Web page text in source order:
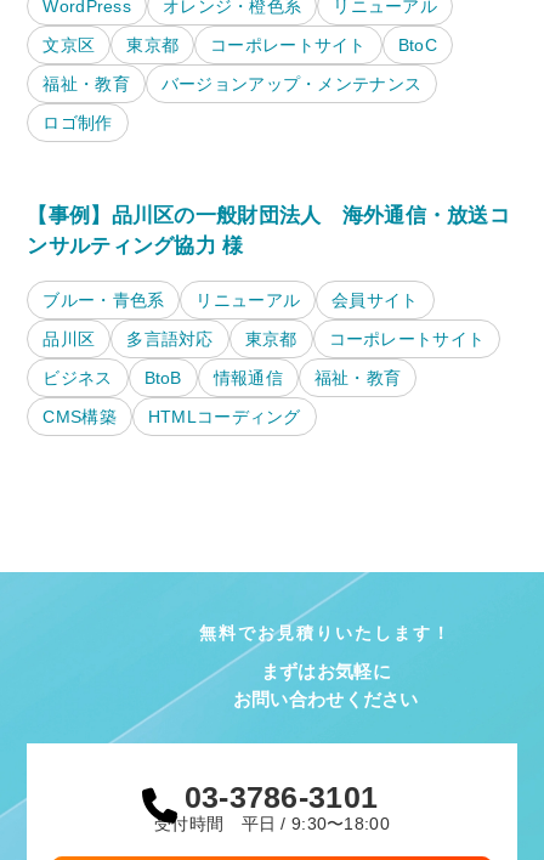
WordPress オレンジ・橙色系
リニューアル
文京区
東京都 コーポレートサイト
BtoC
福祉・教育
バージョンアップ・メンテナンス
ロゴ制作
【事例】品川区の一般財団法人 海外通信・放送コ
ンサルティング協力 様
ブルー・青色系 リニューアル
会員サイト
品川区
多言語対応 東京都
コーポレートサイト
ビジネス
BtoB 情報通信
福祉・教育
CMS構築
HTMLコーディング
無料でお見積りいたします！
まずはお気軽に
お問い合わせください
03-3786-3101
受付時間 平日 / 9:30〜18:00